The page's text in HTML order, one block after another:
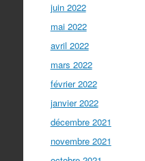
juin 2022
mai 2022
avril 2022
mars 2022
février 2022
janvier 2022
décembre 2021
novembre 2021